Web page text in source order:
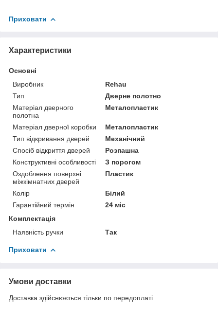
Приховати
Характеристики
Основні
Виробник
Rehau
Тип
Дверне полотно
Матеріал дверного
полотна
Металопластик
Матеріал дверної коробки
Металопластик
Тип відкривання дверей
Механічний
Спосіб відкриття дверей
Розпашна
Конструктивні особливості
З порогом
Оздоблення поверхні
міжкімнатних дверей
Пластик
Колір
Білий
Гарантійний термін
24 міс
Комплектація
Наявність ручки
Так
Приховати
Умови доставки
Доставка здійснюється тільки по передоплаті.